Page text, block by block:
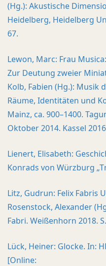
(Hg.): Akustische
Heidelberg, Heidelberg
67.
Lewon, Marc: Frau
Zur Deutung zweier
Kolb, Fabien (Hg.):
Räume, Identitäten und
Mainz, ca. 900–1400.
Oktober 2014. Kassel
Lienert, Elisabeth:
Konrads von Würzburg
Litz, Gudrun: Felix Fabris
Rosenstock, Alexander
Fabri. Weißenhorn 2018.
Lück, Heiner: Glocke. In:
[Online: